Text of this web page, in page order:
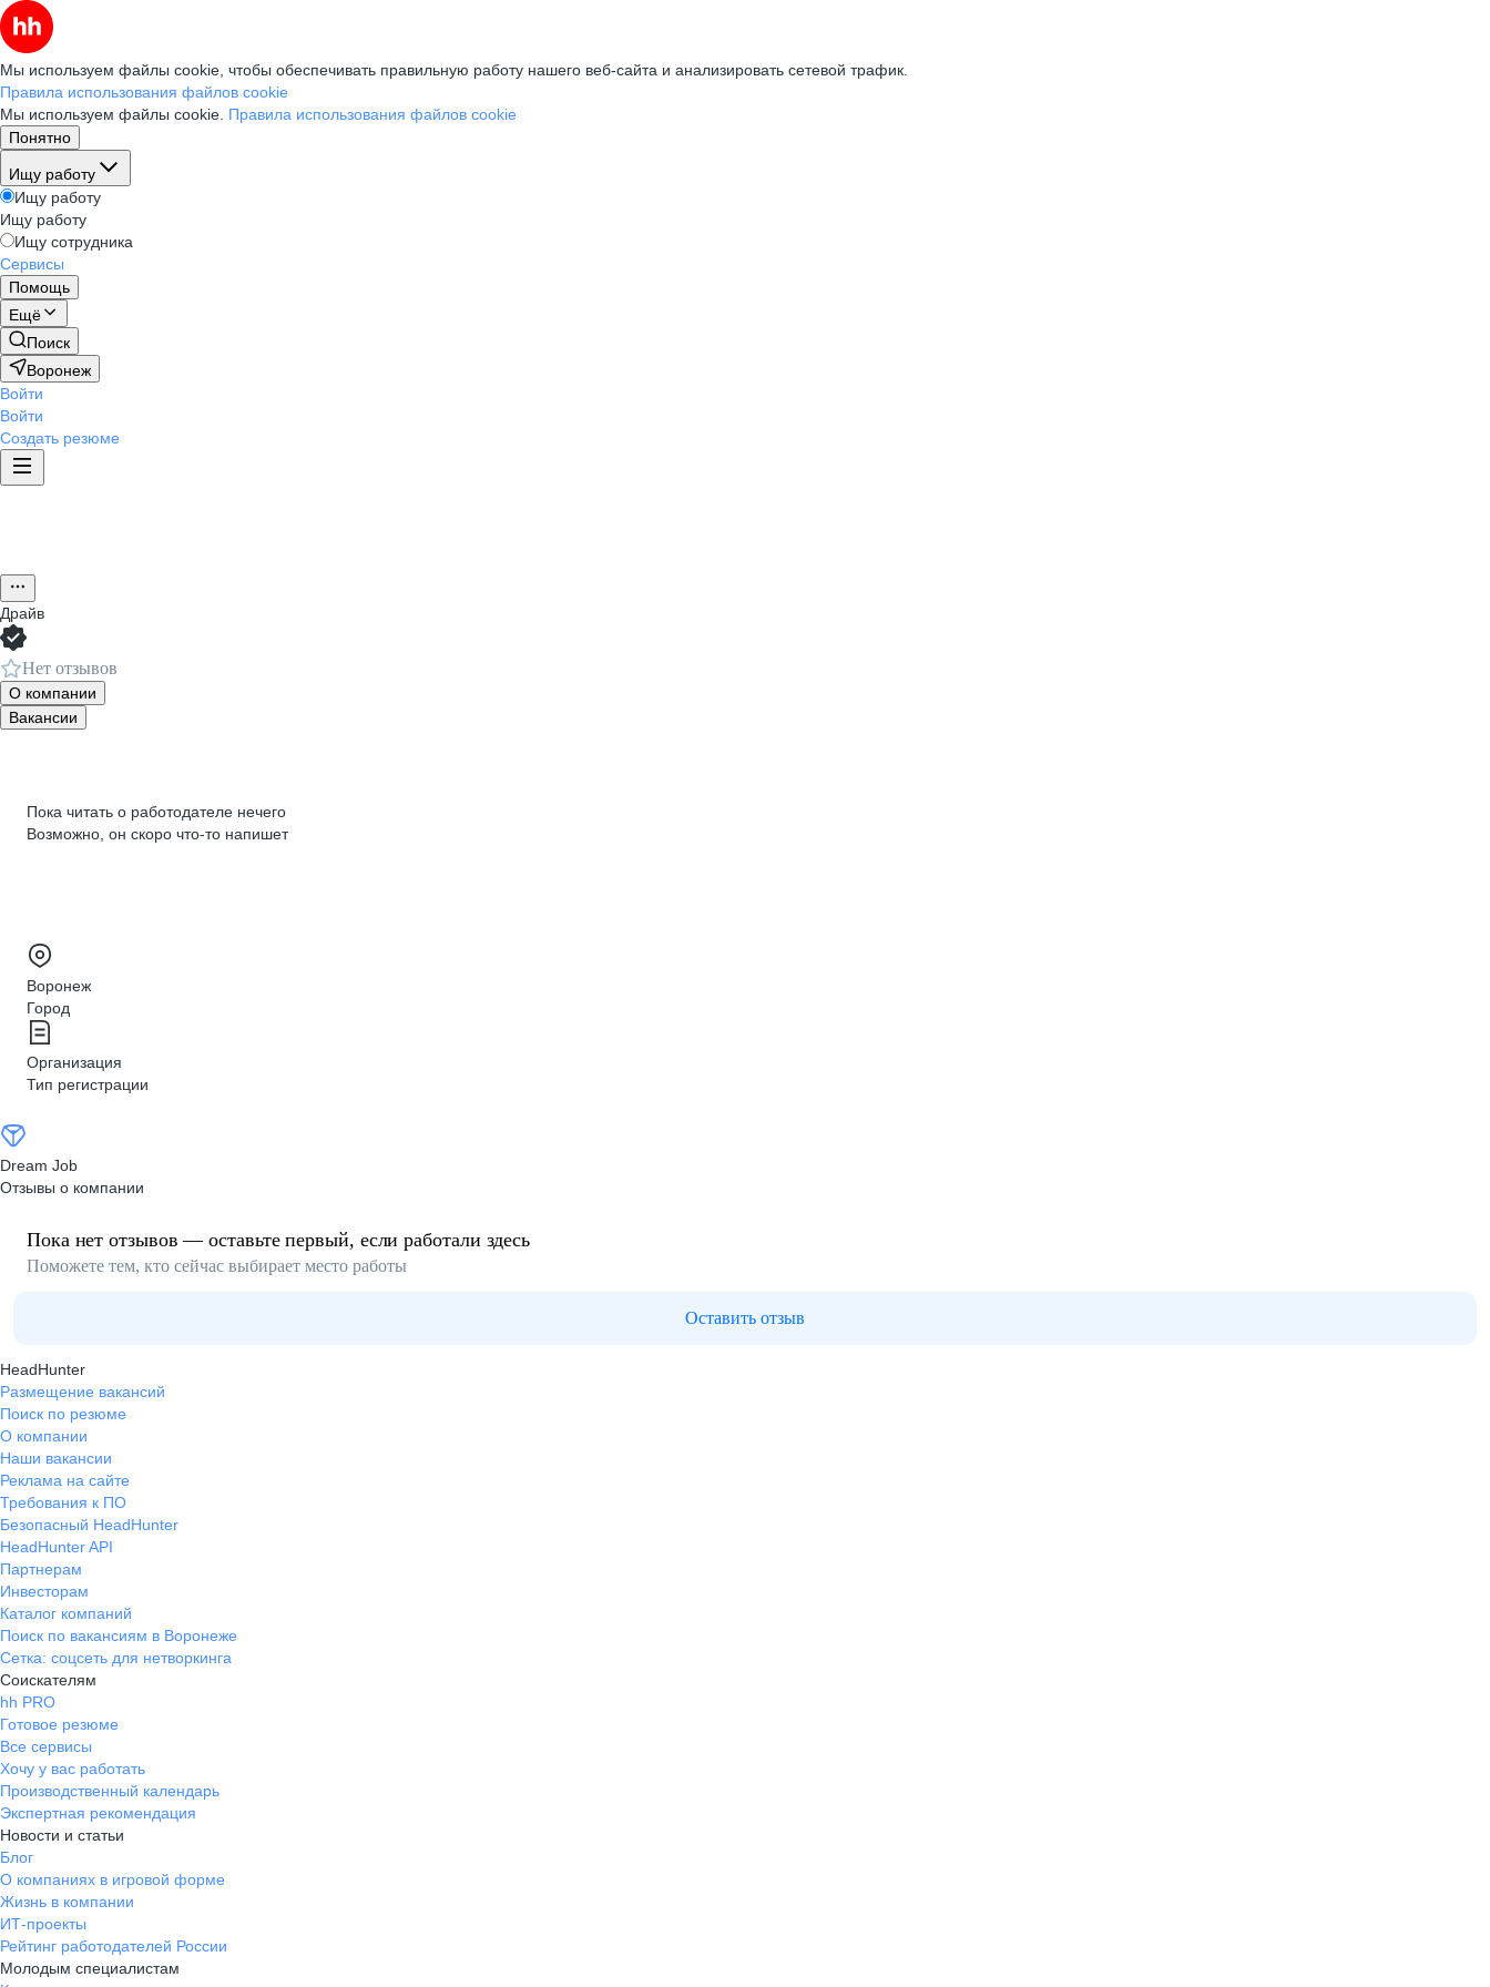
Мы используем файлы cookie, чтобы обеспечивать правильную работу нашего веб-сайта и анализировать сетевой трафик.
Правила использования файлов cookie
Мы используем файлы cookie. Правила использования файлов cookie
Понятно
Ищу работу
Ищу работу
Ищу работу
Ищу сотрудника
Сервисы
Помощь
Ещё
Поиск
Воронеж
Войти
Войти
Создать резюме
Драйв
Нет отзывов
О компании
Вакансии
Пока читать о работодателе нечего
Возможно, он скоро что‑то напишет
Воронеж
Город
Организация
Тип регистрации
Dream Job
Отзывы о компании
Пока нет отзывов — оставьте первый, если работали здесь
Поможете тем, кто сейчас выбирает место работы
Оставить отзыв
HeadHunter
Размещение вакансий
Поиск по резюме
О компании
Наши вакансии
Реклама на сайте
Требования к ПО
Безопасный HeadHunter
HeadHunter API
Партнерам
Инвесторам
Каталог компаний
Поиск по вакансиям в Воронеже
Сетка: соцсеть для нетворкинга
Соискателям
hh PRO
Готовое резюме
Все сервисы
Хочу у вас работать
Производственный календарь
Экспертная рекомендация
Новости и статьи
Блог
О компаниях в игровой форме
Жизнь в компании
ИТ-проекты
Рейтинг работодателей России
Молодым специалистам